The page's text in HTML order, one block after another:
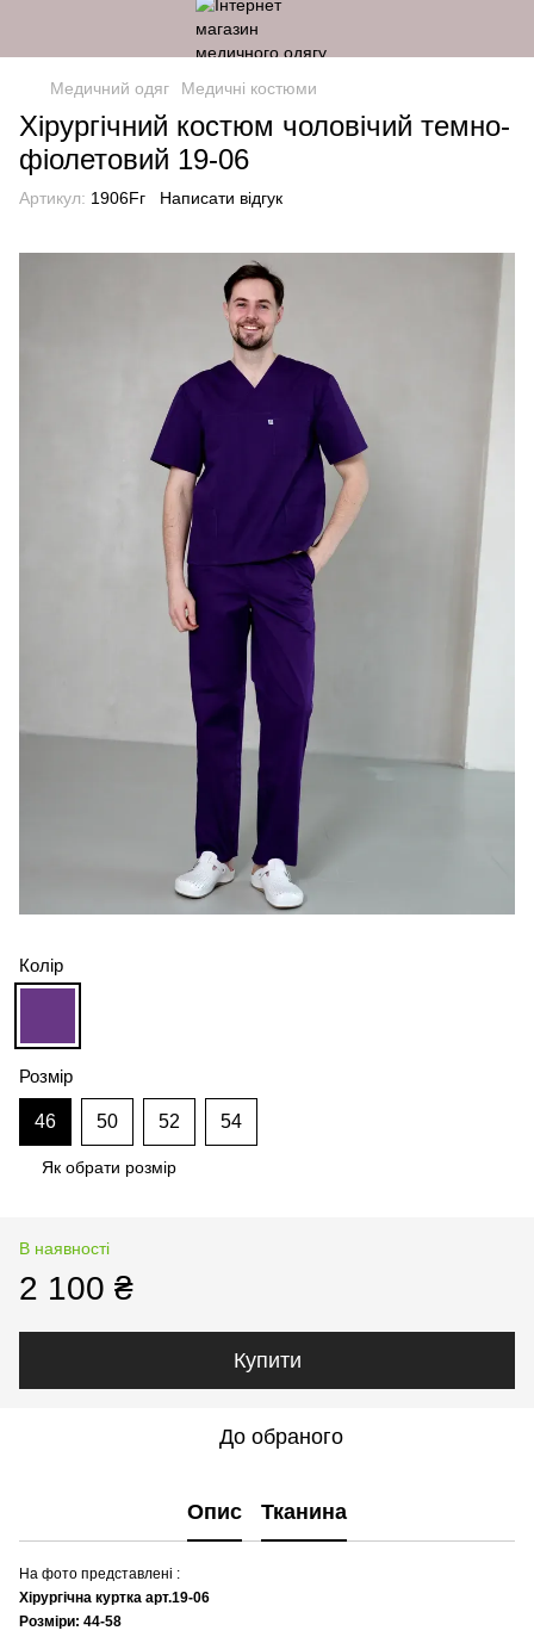
Медичний одяг Медичні костюми
Хірургічний костюм чоловічий темно-
фіолетовий 19-06
Артикул: 1906Fг Написати відгук
Колір
Розмір
46 50 52 54
Як обрати розмір
В наявності
2 100 ₴
Купити
До обраного
Опис Тканина
На фото представлені :
Хірургічна куртка арт.19-06
Розміри: 44-58